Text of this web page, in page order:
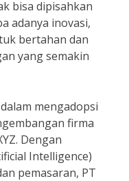
bisa dipisahkan
adanya inovasi,
bertahan dan
yang semakin
mengadopsi
firma
Dengan
Intelligence)
pemasaran, PT